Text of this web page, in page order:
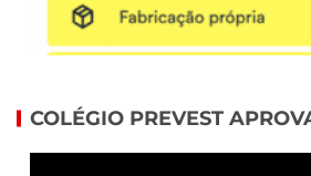
COLÉGIO PREVEST